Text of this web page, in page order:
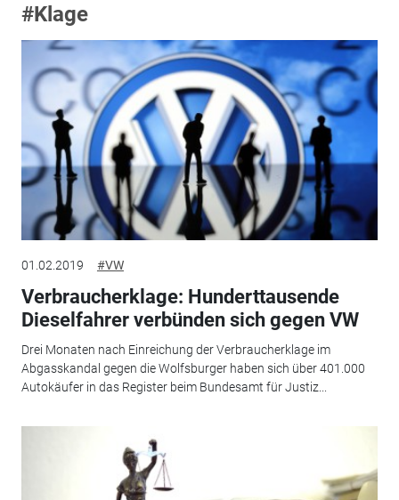
#Klage
01.02.2019 #VW
Verbraucherklage: Hunderttausende
Dieselfahrer verbünden sich gegen VW
Drei Monaten nach Einreichung der Verbraucherklage im
Abgasskandal gegen die Wolfsburger haben sich über 401.000
Autokäufer in das Register beim Bundesamt für Justiz...